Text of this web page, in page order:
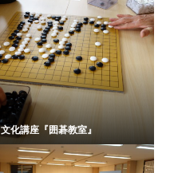
文化講座『囲碁教室』